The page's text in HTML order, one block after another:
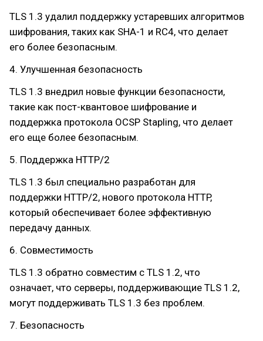
TLS 1.3 удалил поддержку устаревших алгоритмов
шифрования, таких как SHA-1 и RC4, что делает
его более безопасным.
4. Улучшенная безопасность
TLS 1.3 внедрил новые функции безопасности,
такие как пост-квантовое шифрование и
поддержка протокола OCSP Stapling, что делает
его еще более безопасным.
5. Поддержка HTTP/2
TLS 1.3 был специально разработан для
поддержки HTTP/2, нового протокола HTTP,
который обеспечивает более эффективную
передачу данных.
6. Совместимость
TLS 1.3 обратно совместим с TLS 1.2, что
означает, что серверы, поддерживающие TLS 1.2,
могут поддерживать TLS 1.3 без проблем.
7. Безопасность